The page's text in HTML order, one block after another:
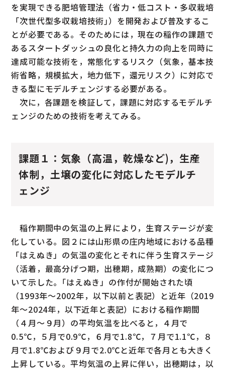
を実現できる肥培管理法（省力・低コスト・多収栽培
「次世代型多収栽培技術｣）を開発および普及するこ
とが必要である。そのためには，現在の稲作の課題で
あるスタートダッシュの良化と持久力の向上を同時に
達成可能な技術を，常態化するリスク（気象，基本技
術省略，規模拡大，地力低下，還元リスク）に対応で
きる型にモデルチェンジする必要がある。
次に，各課題を検証して，課題に対応するモデルチ
ェンジのための技術を考えてみる。
課題１：気象（高温，乾燥など)，生産
体制，土壌の変化に対応したモデルチ
ェンジ
稲作期間中の気温の上昇により，生育ステージが変
化している。図２には山形県の庄内地域における品種
「はえぬき」の気温の変化とそれに伴う生育ステージ
（活着，最高分げつ期，出穂期，成熟期）の変化につ
いて示した。｢はえぬき」の作付が開始された頃
（1993年～2002年，以下以前と表記）と近年（2019
年～2024年，以下近年と表記）における稲作期間
（４月～９月）の平均気温を比べると，４月で
0.5℃，５月で0.9℃，６月で1.8℃，７月で1.1℃，８
月で1.8℃および９月で2.0℃と近年で各月とも大きく
上昇している。平均気温の上昇に伴い，出穂期は，以